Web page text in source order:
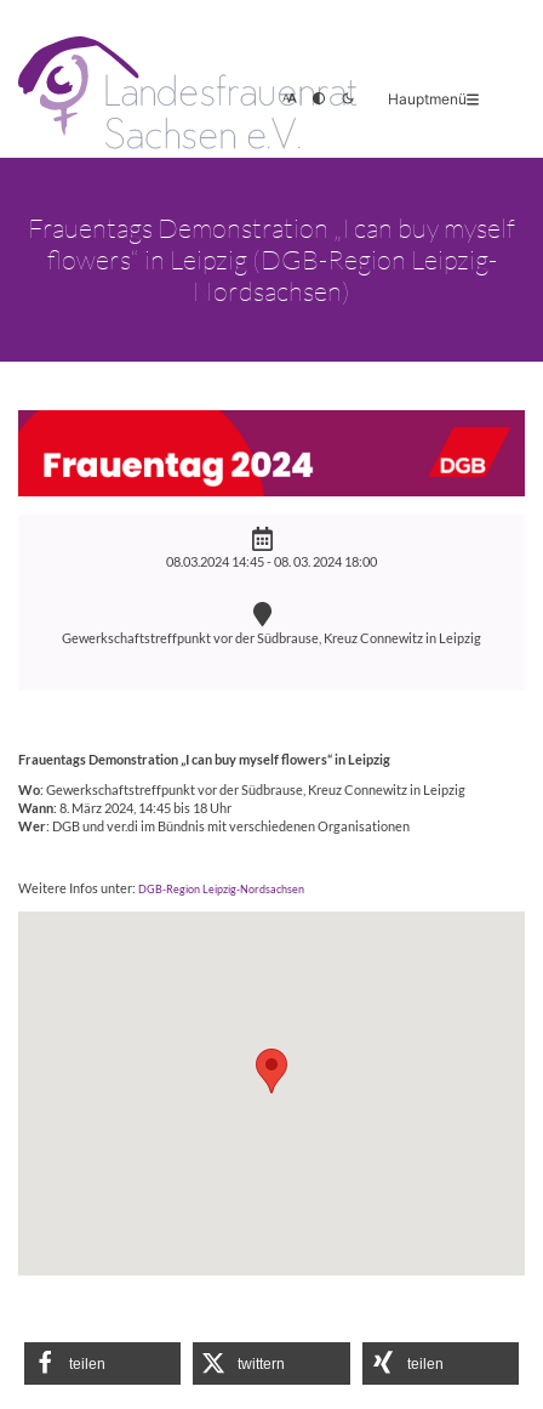
Hauptmenü
Frauentags Demonstration „I can buy myself
flowers“ in Leipzig (DGB-Region Leipzig-
Nordsachsen)
08.03.2024 14:45 -08. 03. 2024 18:00
Gewerkschaftstreffpunkt vor der Südbrause, Kreuz Connewitz in Leipzig
Frauentags Demonstration „I can buy myself flowers“ in Leipzig
Wo: Gewerkschaftstreffpunkt vor der Südbrause, Kreuz Connewitz in Leipzig
Wann: 8. März 2024, 14:45 bis 18 Uhr
Wer: DGB und ver.di im Bündnis mit verschiedenen Organisationen
Weitere Infos unter: DGB-Region Leipzig-Nordsachsen
teilen twittern teilen